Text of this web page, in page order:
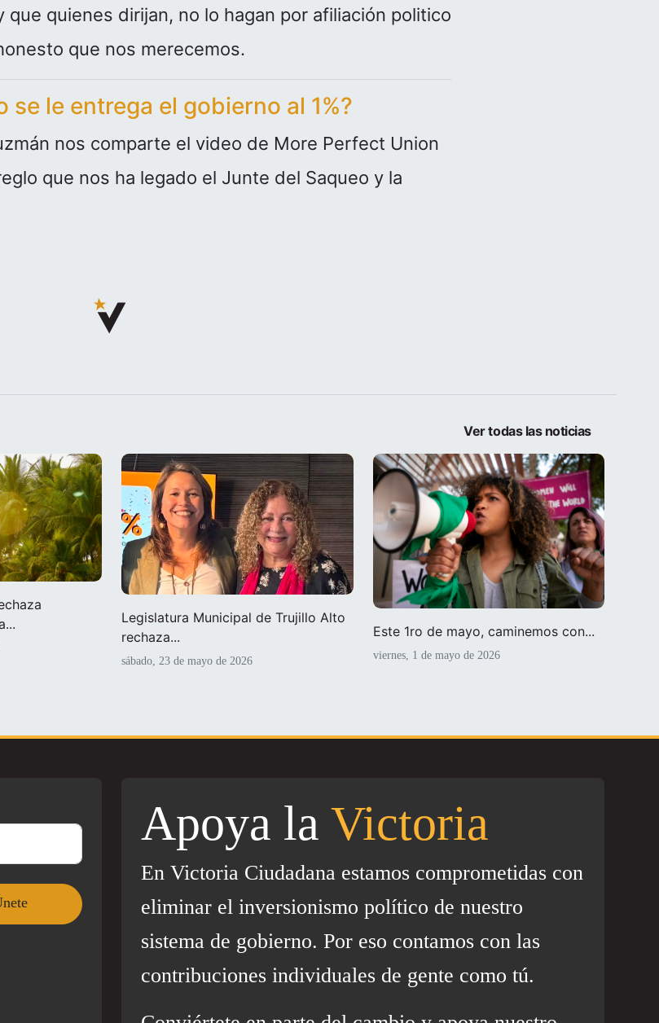
quienes dirijan, no lo hagan por afiliación politico
que nos merecemos.
se le entrega el gobierno al 1%?
nos comparte el video de More Perfect Union
que nos ha legado el Junte del Saqueo y la
Ver todas las noticias
Legislatura Municipal de Trujillo Alto
rechaza...
sábado, 23 de mayo de 2026
Este 1ro de mayo, caminemos con...
viernes, 1 de mayo de 2026
Apoya la Victoria
En Victoria Ciudadana estamos comprometidas con
eliminar el inversionismo político de nuestro
sistema de gobierno. Por eso contamos con las
contribuciones individuales de gente como tú.